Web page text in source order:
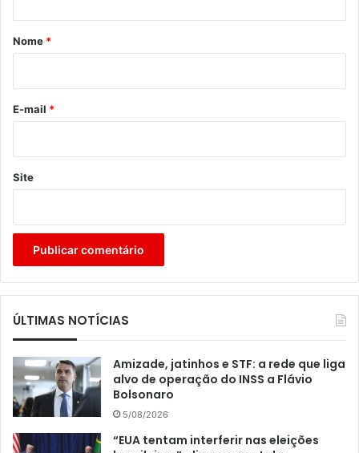
r
*
Nome *
E-mail *
Site
ÚLTIMAS NOTÍCIAS
Amizade, jatinhos e STF: a rede que liga
alvo de operação do INSS a Flávio
Bolsonaro
5/08/2026
“EUA tentam interferir nas eleições